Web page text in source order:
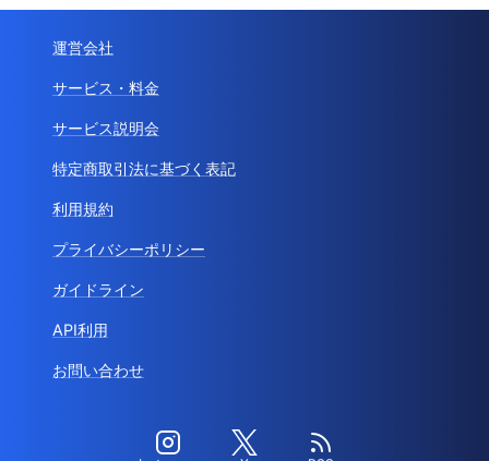
運営会社
サービス・料金
サービス説明会
特定商取引法に基づく表記
利用規約
プライバシーポリシー
ガイドライン
API利用
お問い合わせ